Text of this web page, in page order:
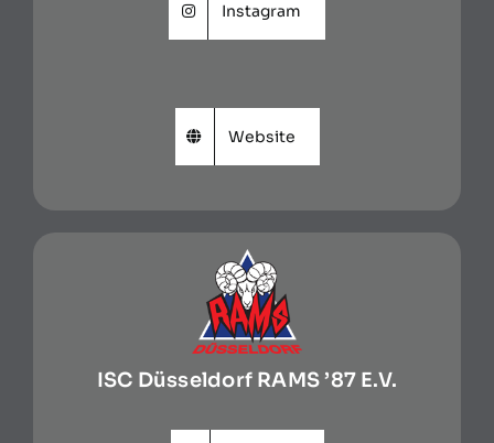
Instagram
Website
ISC Düsseldorf RAMS ’87 E.V.